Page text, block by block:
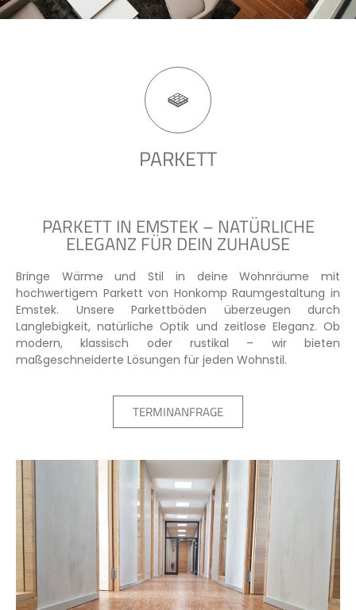
PARKETT
PARKETT IN EMSTEK – NATÜRLICHE
ELEGANZ FÜR DEIN ZUHAUSE
Bringe Wärme und Stil in deine Wohnräume mit
hochwertigem Parkett von Honkomp Raumgestaltung in
Emstek. Unsere Parkettböden überzeugen durch
Langlebigkeit, natürliche Optik und zeitlose Eleganz. Ob
modern, klassisch oder rustikal – wir bieten
maßgeschneiderte Lösungen für jeden Wohnstil.
TERMINANFRAGE